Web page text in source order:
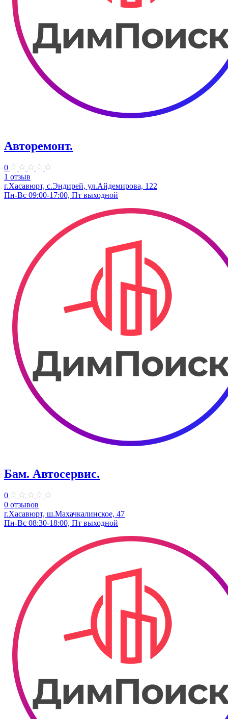
Авторемонт.
0
1 отзыв
г.Хасавюрт, с.Эндирей, ул.Айдемирова, 122
Пн-Вс 09:00-17:00, Пт выходной
Бам. Автосервис.
0
0 отзывов
г.Хасавюрт, ​ш.Махачкалинское, 47
Пн-Вс 08:30-18:00, Пт выходной